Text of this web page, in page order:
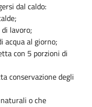
dal caldo:
lavoro;
acqua al giorno;
con 5 porzioni di
conservazione degli
o che